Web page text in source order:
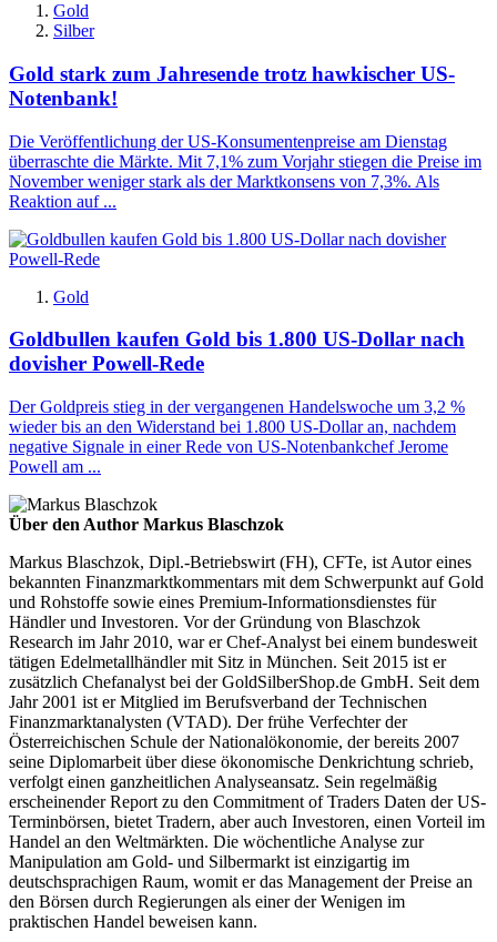
Gold
Silber
Gold stark zum Jahresende trotz hawkischer US-
Notenbank!
Die Veröffentlichung der US-Konsumentenpreise am Dienstag
überraschte die Märkte. Mit 7,1% zum Vorjahr stiegen die Preise im
November weniger stark als der Marktkonsens von 7,3%. Als
Reaktion auf ...
Gold
Goldbullen kaufen Gold bis 1.800 US-Dollar nach
dovisher Powell-Rede
Der Goldpreis stieg in der vergangenen Handelswoche um 3,2 %
wieder bis an den Widerstand bei 1.800 US-Dollar an, nachdem
negative Signale in einer Rede von US-Notenbankchef Jerome
Powell am ...
Über den Author Markus Blaschzok
Markus Blaschzok, Dipl.-Betriebswirt (FH), CFTe, ist Autor eines
bekannten Finanzmarktkommentars mit dem Schwerpunkt auf Gold
und Rohstoffe sowie eines Premium-Informationsdienstes für
Händler und Investoren. Vor der Gründung von Blaschzok
Research im Jahr 2010, war er Chef-Analyst bei einem bundesweit
tätigen Edelmetallhändler mit Sitz in München. Seit 2015 ist er
zusätzlich Chefanalyst bei der GoldSilberShop.de GmbH. Seit dem
Jahr 2001 ist er Mitglied im Berufsverband der Technischen
Finanzmarktanalysten (VTAD). Der frühe Verfechter der
Österreichischen Schule der Nationalökonomie, der bereits 2007
seine Diplomarbeit über diese ökonomische Denkrichtung schrieb,
verfolgt einen ganzheitlichen Analyseansatz. Sein regelmäßig
erscheinender Report zu den Commitment of Traders Daten der US-
Terminbörsen, bietet Tradern, aber auch Investoren, einen Vorteil im
Handel an den Weltmärkten. Die wöchentliche Analyse zur
Manipulation am Gold- und Silbermarkt ist einzigartig im
deutschsprachigen Raum, womit er das Management der Preise an
den Börsen durch Regierungen als einer der Wenigen im
praktischen Handel beweisen kann.